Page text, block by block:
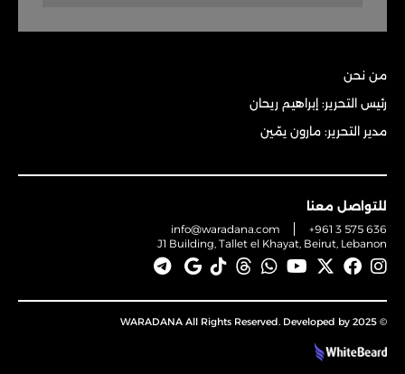
من نحن
رئيس التحرير: إبراهيم ريحان
مدير التحرير: مارون يمّين
للتواصل معنا
info@waradana.com
+961 3 575 636
J1 Building, Tallet el Khayat, Beirut, Lebanon
© 2025 WARADANA All Rights Reserved. Developed by